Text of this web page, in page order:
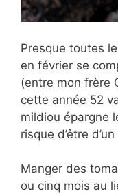
Presque toutes
en février se
(entre mon frère
cette année 52
mildiou épargne
risque d’être
Manger des
ou cinq mois au